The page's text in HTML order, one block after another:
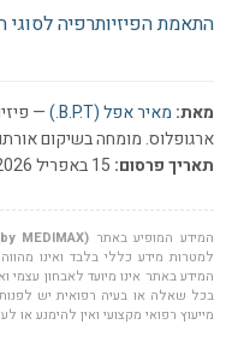
התאמת הפיזיותרפיה
מאת: מאיר אפל (B.P.T.)
—
ארגופלוס. מומחה בשיקום
תאריך פרסום:
המידע המופיע באתר MEDIMAX)
למטרות מידע כללי בלבד ואינו
המידע באתר אינו מיועד לאבחון עצמי
בכל שאלה או בעיה רפואית יש
מייעוץ רפואי מקצועי ואין להימנע